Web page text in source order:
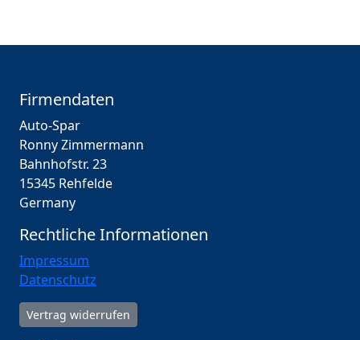
Firmendaten
Auto-Spar
Ronny Zimmermann
Bahnhofstr. 23
15345 Rehfelde
Germany
Rechtliche Informationen
Impressum
Datenschutz
Vertrag widerrufen